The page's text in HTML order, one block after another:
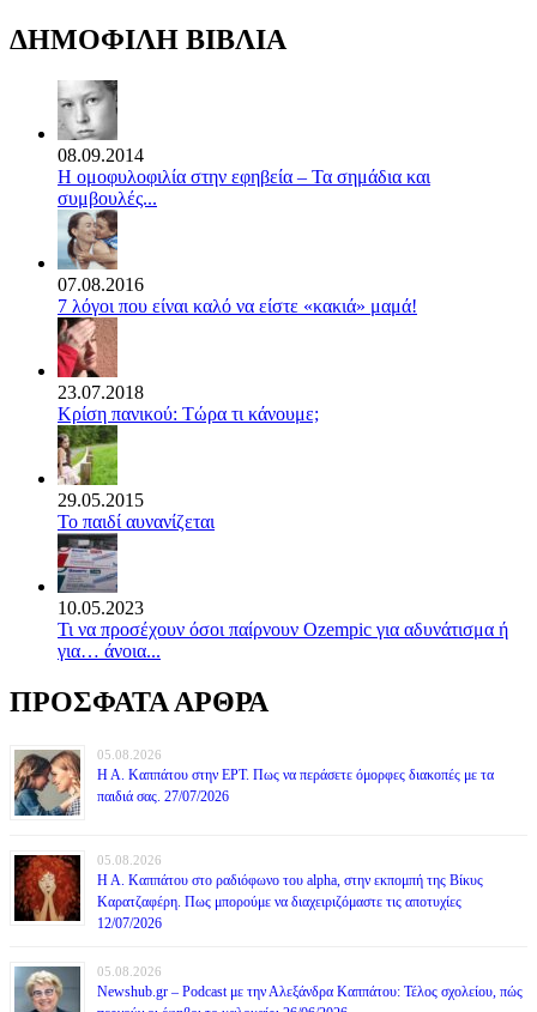
ΔΗΜΟΦΙΛΗ ΒΙΒΛΙΑ
08.09.2014
Η ομοφυλοφιλία στην εφηβεία – Τα σημάδια και
συμβουλές...
07.08.2016
7 λόγοι που είναι καλό να είστε «κακιά» μαμά!
23.07.2018
Κρίση πανικού: Τώρα τι κάνουμε;
29.05.2015
Το παιδί αυνανίζεται
10.05.2023
Τι να προσέχουν όσοι παίρνουν Ozempic για αδυνάτισμα ή
για… άνοια...
ΠΡΟΣΦΑΤΑ ΑΡΘΡΑ
05.08.2026
Η Α. Καππάτου στην ΕΡΤ. Πως να περάσετε όμορφες διακοπές με τα
παιδιά σας. 27/07/2026
05.08.2026
Η Α. Καππάτου στο ραδιόφωνο του alpha, στην εκπομπή της Βίκυς
Καρατζαφέρη. Πως μπορούμε να διαχειριζόμαστε τις αποτυχίες
12/07/2026
05.08.2026
Newshub.gr – Podcast με την Αλεξάνδρα Καππάτου: Τέλος σχολείου, πώς